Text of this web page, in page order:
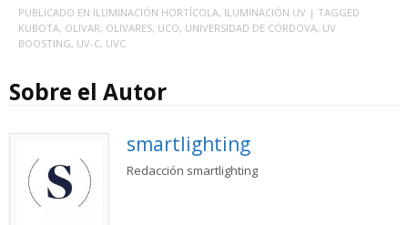
PUBLICADO EN ILUMINACIÓN HORTÍCOLA, ILUMINACIÓN UV | TAGGED
KUBOTA, OLIVAR, OLIVARES, UCO, UNIVERSIDAD DE CÓRDOVA, UV
BOOSTING, UV-C, UVC
Sobre el Autor
smartlighting
Redacción smartlighting